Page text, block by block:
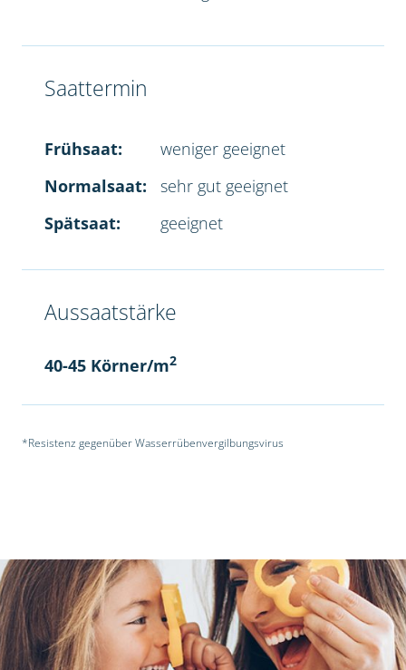
Saattermin
Frühsaat:
weniger geeignet
Normalsaat:
sehr gut geeignet
Spätsaat:
geeignet
Aussaatstärke
40-45 Körner/m2
*Resistenz gegenüber Wasserrübenvergilbungsvirus